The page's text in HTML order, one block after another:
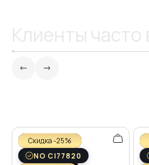
Скидка -25%
NO CI77820